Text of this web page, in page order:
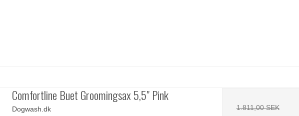
Comfortline Buet Groomingsax 5,5" Pink
Dogwash.dk 1.811,00 SEK